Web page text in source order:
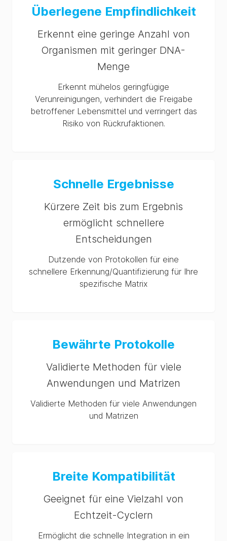
Überlegene Empfindlichkeit
Erkennt eine geringe Anzahl von
Organismen mit geringer DNA-
Menge
Erkennt mühelos geringfügige
Verunreinigungen, verhindert die Freigabe
betroffener Lebensmittel und verringert das
Risiko von Rückrufaktionen.
Schnelle Ergebnisse
Kürzere Zeit bis zum Ergebnis
ermöglicht schnellere
Entscheidungen
Dutzende von Protokollen für eine
schnellere Erkennung/Quantifizierung für Ihre
spezifische Matrix
Bewährte Protokolle
Validierte Methoden für viele
Anwendungen und Matrizen
Validierte Methoden für viele Anwendungen
und Matrizen
Breite Kompatibilität
Geeignet für eine Vielzahl von
Echtzeit-Cyclern
Ermöglicht die schnelle Integration in ein